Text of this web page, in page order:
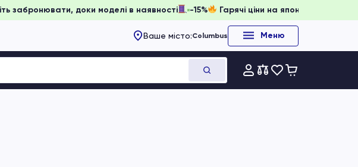
Встигніть забронювати, доки моделі в наявності -15% Гарячі ціни на
Ваше місто:Columbus Меню